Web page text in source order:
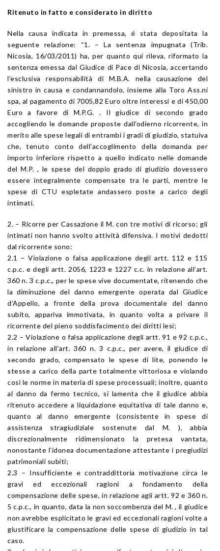
Ritenuto in fatto e considerato in diritto
Nella causa indicata in premessa, é stata depositata la
seguente relazione: “1. – La sentenza impugnata (Trib.
Nicosia, 16/03/2011) ha, per quanto qui rileva, riformato la
sentenza emessa dal Giudice di Pace di Nicosia, accertando
l’esclusiva responsabilità di M.B.A. nella causazione del
sinistro in causa e condannandolo, insieme alla Toro Ass.ni
spa, al pagamento di 7005,82 Euro oltre interessi e di 450,00
Euro a favore di M.P.G. . Il giudice di secondo grado
accogliendo le domande proposte dall’odierno ricorrente, in
merito alle spese legali di entrambi i gradi di giudizio, statuiva
che, tenuto conto dell’accoglimento della domanda per
importo inferiore rispetto a quello indicato nelle domande
del M.P. , le spese del doppio grado di giudizio dovessero
essere integralmente compensate tra le parti, mentre le
spese di CTU espletate andassero poste a carico degli
intimati.
2. – Ricorre per Cassazione il M. con tre motivi di ricorso; gli
intimati non hanno svolto attività difensiva. I motivi dedotti
dal ricorrente sono:
2.1 – Violazione o falsa applicazione degli artt. 112 e 115
c.p.c. e degli artt. 2056, 1223 e 1227 c.c. in relazione all’art.
360 n. 3 c.p.c., per le spese vive documentate, ritenendo che
la diminuzione del danno emergente operata dal Giudice
d’Appello, a fronte della prova documentale del danno
subito, appariva immotivata, in quanto volta a privare il
ricorrente del pieno soddisfacimento dei diritti lesi;
2.2 – Violazione o falsa applicazione degli artt. 91 e 92 c.p.c.,
in relazione all’art. 360 n. 3 c.p.c., per avere, il giudice di
secondo grado, compensato le spese di lite, ponendo le
stesse a carico della parte totalmente vittoriosa e violando
così le norme in materia di spese processuali; inoltre, quanto
al danno da fermo tecnico, si lamenta che il giudice abbia
ritenuto accedere a liquidazione equitativa di tale danno e,
quanto al danno emergente (consistente in spese di
assistenza stragiudiziale sostenute dal M. ), abbia
discrezionalmente ridimensionato la pretesa vantata,
nonostante l’idonea documentazione attestante i pregiudizi
patrimoniali subiti;
2.3 – Insufficiente e contraddittoria motivazione circa le
gravi ed eccezionali ragioni a fondamento della
compensazione delle spese, in relazione agli artt. 92 e 360 n.
5 c.p.c., in quanto, data la non soccombenza del M. , il giudice
non avrebbe esplicitato le gravi ed eccezionali ragioni volte a
giustificare la compensazione delle spese di giudizio in tal
caso.